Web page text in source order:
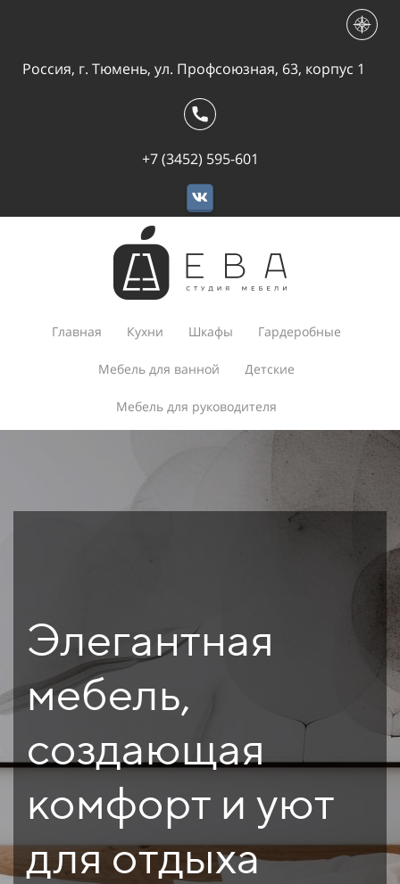
Россия, г. Тюмень, ул. Профсоюзная, 63, корпус 1
+7 (3452) 595-601
Главная Кухни Шкафы Гардеробные
Мебель для ванной Детские
Мебель для руководителя
Элегантная
мебель,
создающая
комфорт и уют
для отдыха